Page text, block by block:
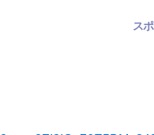
ス